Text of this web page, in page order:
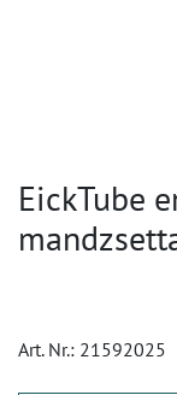
EickTube
Art. Nr.: 21592025